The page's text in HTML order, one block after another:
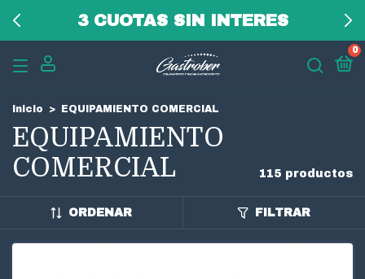
3 CUOTAS SIN INTERES
0
Inicio > EQUIPAMIENTO COMERCIAL
EQUIPAMIENTO
COMERCIAL
115 productos
ORDENAR FILTRAR